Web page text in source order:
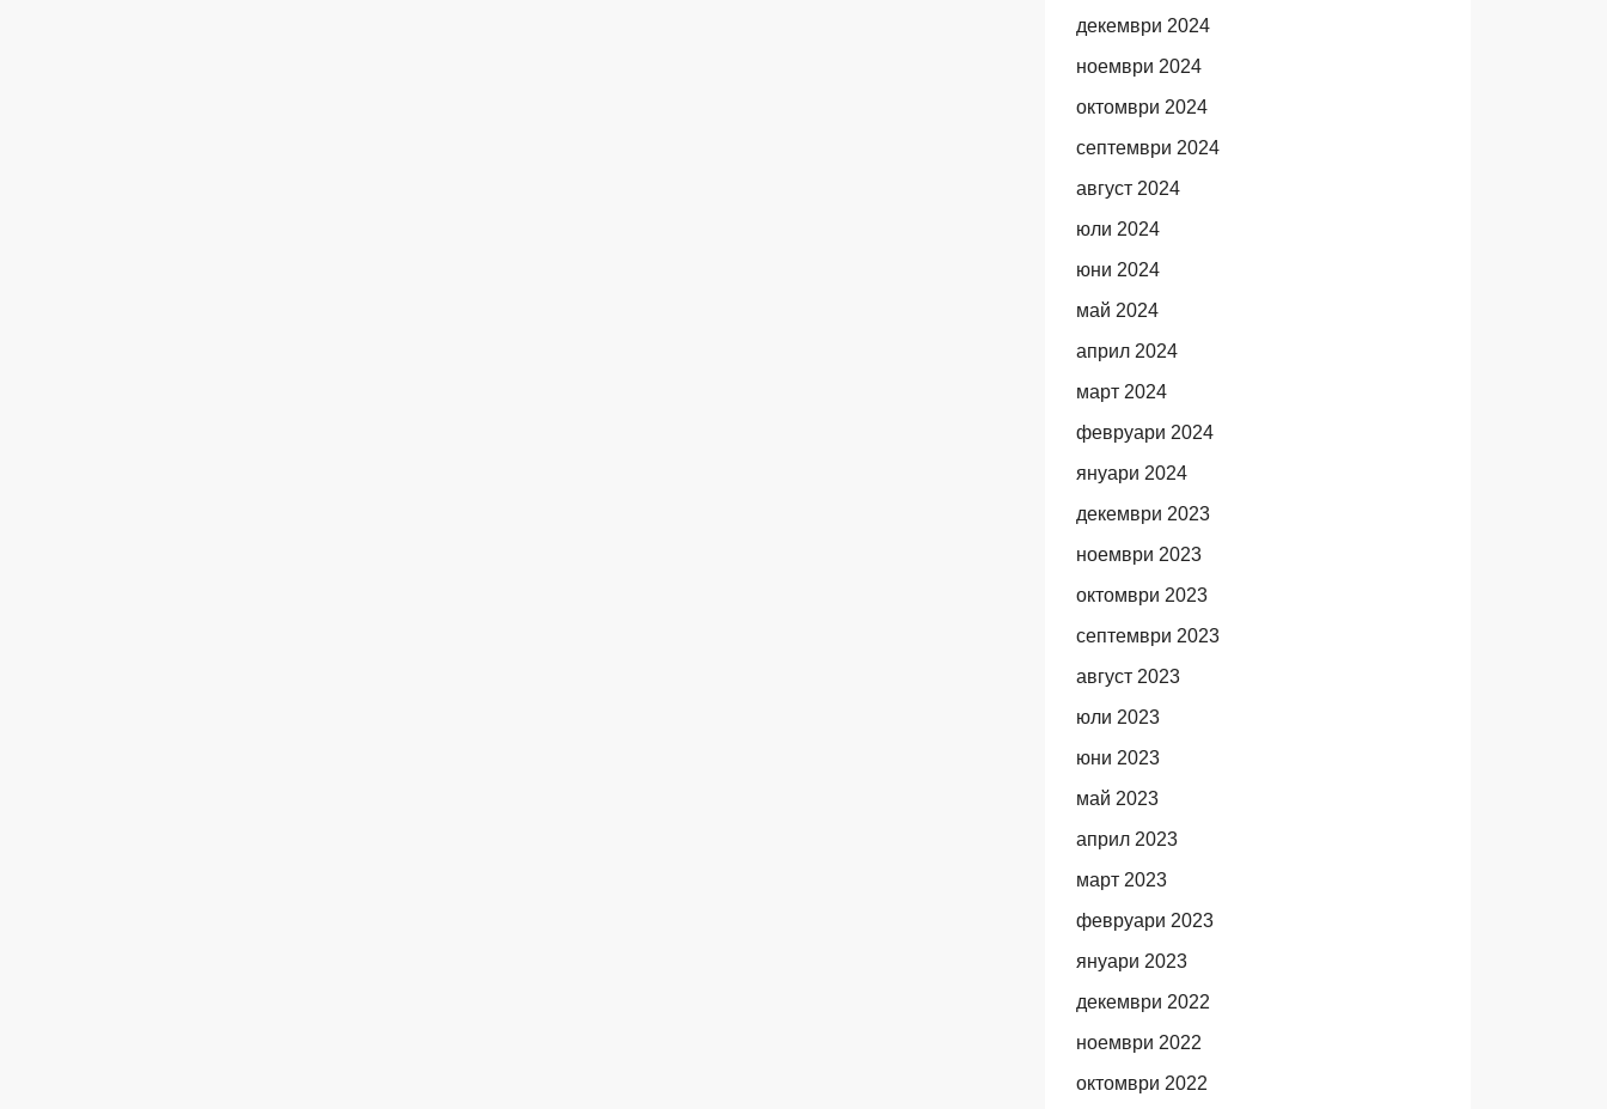
декември 2024
ноември 2024
октомври 2024
септември 2024
август 2024
юли 2024
юни 2024
май 2024
април 2024
март 2024
февруари 2024
януари 2024
декември 2023
ноември 2023
октомври 2023
септември 2023
август 2023
юли 2023
юни 2023
май 2023
април 2023
март 2023
февруари 2023
януари 2023
декември 2022
ноември 2022
октомври 2022